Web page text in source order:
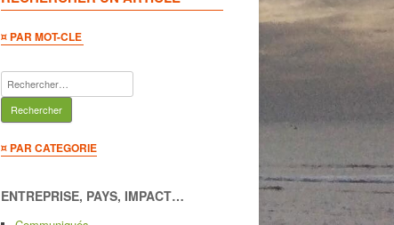
¤ PAR MOT-CLE
Rechercher :
¤ PAR CATEGORIE
ENTREPRISE, PAYS, IMPACT…